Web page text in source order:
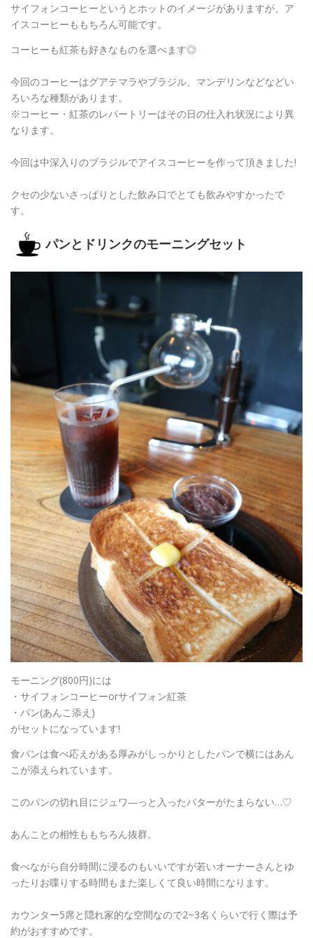
サイフォンコーヒーというとホットのイメージがありますが、ア
イスコーヒーももちろん可能です。
コーヒーも紅茶も好きなものを選べます◎
今回のコーヒーはグアテマラやブラジル、マンデリンなどなどい
ろいろな種類があります。
※コーヒー・紅茶のレパートリーはその日の仕入れ状況により異
なります。
今回は中深入りのブラジルでアイスコーヒーを作って頂きました!
クセの少ないさっぱりとした飲み口でとても飲みやすかったで
す。
パンとドリンクのモーニングセット
モーニング(800円)には
・サイフォンコーヒーorサイフォン紅茶
・パン(あんこ添え)
がセットになっています!
食パンは食べ応えがある厚みがしっかりとしたパンで横にはあん
こが添えられています。
このパンの切れ目にジュワ―っと入ったバターがたまらない…♡
あんことの相性ももちろん抜群。
食べながら自分時間に浸るのもいいですが若いオーナーさんとゆ
ったりお喋りする時間もまた楽しくて良い時間になります。
カウンター5席と隠れ家的な空間なので2~3名くらいで行く際は予
約がおすすめです。